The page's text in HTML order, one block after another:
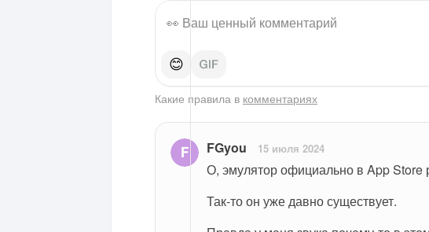
😊
Какие правила в комментариях
FGyou 15 июля 2024
О, эмулятор официально в App Store
Так-то он уже давно существует.